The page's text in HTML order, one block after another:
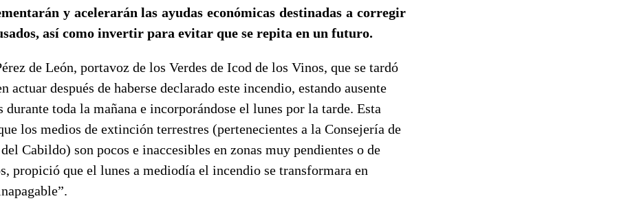
y acelerarán las ayudas económicas destinadas a corregir
así como invertir para evitar que se repita en un futuro.
de León, portavoz de los Verdes de Icod de los Vinos, que se tardó
actuar después de haberse declarado este incendio, estando ausente
durante toda la mañana e incorporándose el lunes por la tarde. Esta
los medios de extinción terrestres (pertenecientes a la Consejería de
Cabildo) son pocos e inaccesibles en zonas muy pendientes o de
propició que el lunes a mediodía el incendio se transformara en